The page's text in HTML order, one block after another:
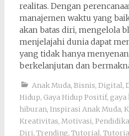
realitas. Dengan
manajemen waktu yang
akan batas diri, mengelola
menjelajahi dunia dapat
yang tidak hanya
berkelanjutan dan
Anak Muda, Bisnis, Digital,
Hidup, Gaya Hidup Positif, gaya
hiburan, Inspirasi Anak Muda,
Kreativitas, Motivasi,
Diri, Trending, Tutorial,